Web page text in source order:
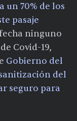
un 70% de los
pasaje
ninguno
Covid-19,
Gobierno del
del
seguro para